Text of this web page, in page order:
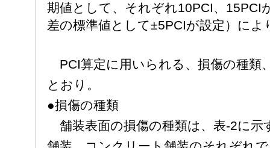
期値として、それぞれ10PCI、15PCI
差の標準値として±5PCIが設定）によ
PCI算定に用いられる、損傷の種類
とおり。
●損傷の種類
舗装表面の損傷の種類は、表-2に示